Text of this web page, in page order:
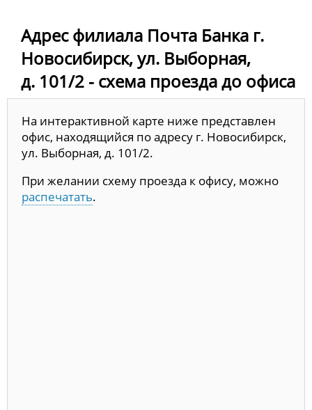
Адрес филиала Почта Банка г.
Новосибирск, ул. Выборная,
д. 101/2 - схема проезда до офиса
На интерактивной карте ниже представлен
офис, находящийся по адресу г. Новосибирск,
ул. Выборная, д. 101/2.
При желании схему проезда к офису, можно
распечатать.